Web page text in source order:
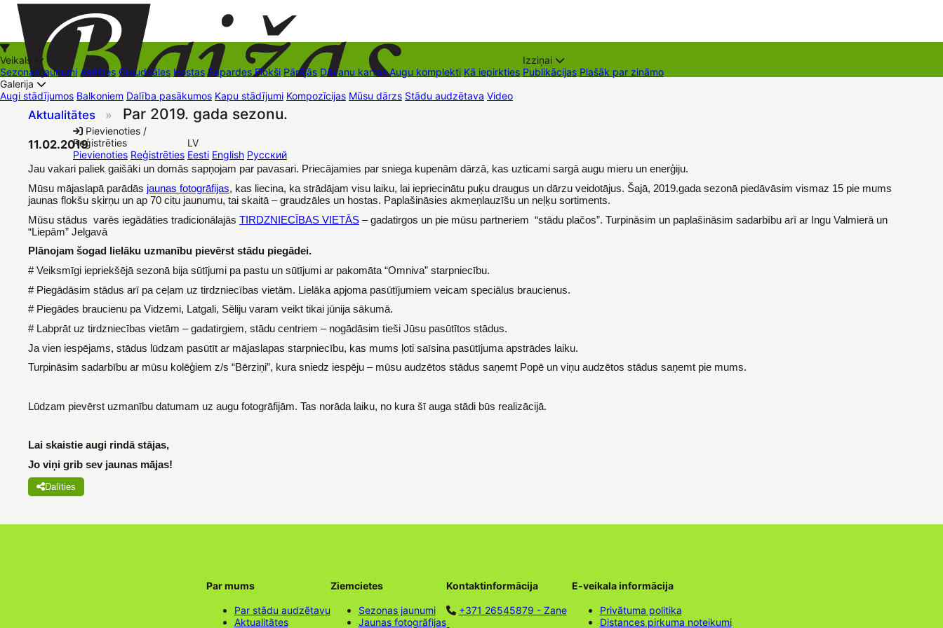
+37126545879 baizas@baizas.lv
Pievienoties /
Reģistrēties
Pievienoties Reģistrēties
LV
Eesti English Русский
Veikals
Sezonas jaunumi Astilbes Graudzāles Hostas Papardes Flokši Pārējās Dāvanu kartes Augu komplekti Kā iepirkties
Izziņai
Publikācijas Plašāk par zināmo
Galerija
Augi stādījumos Balkoniem Dalība pasākumos Kapu stādījumi Kompozīcijas Mūsu dārzs Stādu audzētava Video
Aktualitātes » Par 2019. gada sezonu.
11.02.2019
Jau vakari paliek gaišāki un domās sapņojam par pavasari. Priecājamies par sniega kupenām dārzā, kas uzticami sargā augu mieru un enerģiju.
Mūsu mājaslapā parādās jaunas fotogrāfijas, kas liecina, ka strādājam visu laiku, lai iepriecinātu puķu draugus un dārzu veidotājus. Šajā, 2019.gada sezonā piedāvāsim vismaz 15 pie mums
jaunas flokšu sķirņu un ap 70 citu jaunumu, tai skaitā – graudzāles un hostas. Paplašināsies akmeņlauzīšu un neļķu sortiments.
Mūsu stādus varēs iegādāties tradicionālajās TIRDZNIECĪBAS VIETĀS – gadatirgos un pie mūsu partneriem “stādu plačos”. Turpināsim un paplašināsim sadarbību arī ar Ingu Valmierā un
“Liepām” Jelgavā
Plānojam šogad lielāku uzmanību pievērst stādu piegādei.
# Veiksmīgi iepriekšējā sezonā bija sūtījumi pa pastu un sūtījumi ar pakomāta “Omniva” starpniecību.
# Piegādāsim stādus arī pa ceļam uz tirdzniecības vietām. Lielāka apjoma pasūtījumiem veicam speciālus braucienus.
# Piegādes braucienu pa Vidzemi, Latgali, Sēliju varam veikt tikai jūnija sākumā.
# Labprāt uz tirdzniecības vietām – gadatirgiem, stādu centriem – nogādāsim tieši Jūsu pasūtītos stādus.
Ja vien iespējams, stādus lūdzam pasūtīt ar mājaslapas starpniecību, kas mums ļoti saīsina pasūtījuma apstrādes laiku.
Turpināsim sadarbību ar mūsu kolēģiem z/s “Bērziņi”, kura sniedz iespēju – mūsu audzētos stādus saņemt Popē un viņu audzētos stādus saņemt pie mums.
Lūdzam pievērst uzmanību datumam uz augu fotogrāfijām. Tas norāda laiku, no kura šī auga stādi būs realizācijā.
Lai skaistie augi rindā stājas,
Jo viņi grib sev jaunas mājas!
Dalīties
Par mums
Par stādu audzētavu
Aktualitātes
Ziemcietes
Sezonas jaunumi
Jaunas fotogrāfijas
Kontaktinformācija
+371 26545879 - Zane
E-veikala informācija
Privātuma politika
Distances pirkuma noteikumi